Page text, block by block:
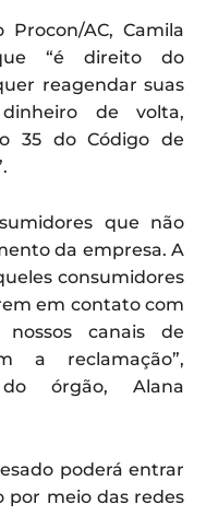
AC, Camila
“é direito do
reagendar suas
de volta,
35 do Código de
que não
da empresa. A
consumidores
em contato com
canais de
a reclamação”,
órgão, Alana
poderá entrar
meio das redes